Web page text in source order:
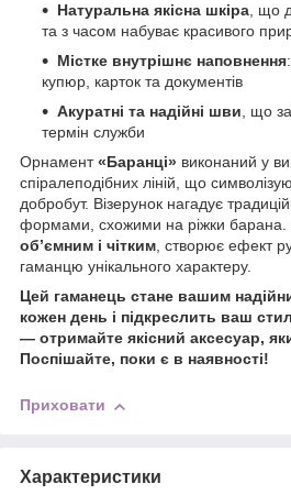
Натуральна якісна шкіра, що
та з часом набуває красивого
Містке внутрішнє наповнення
купюр, карток та документів
Акуратні та надійні шви, що
термін служби
Орнамент«Баранці» виконаний у
спіралеподібних ліній, що
добробут. Візерунок нагадує
формами, схожими на ріжки барана.
об’ємним і чітким, створює ефект
гаманцю унікального характеру.
Цей гаманець стане вашим
кожен день і підкреслить ваш
— отримайте якісний аксесуар,
Поспішайте, поки є в наявності!
Приховати
Характеристики